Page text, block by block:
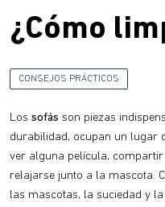
¿Cómo
CONSEJOS PRÁCTICOS
Los sofás son piezas
durabilidad, ocupan un lugar
ver alguna película,
relajarse junto a la mascota.
las mascotas, la suciedad y